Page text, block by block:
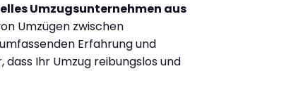
Umzugsunternehmen aus
Umzügen zwischen
Erfahrung und
Ihr Umzug reibungslos und